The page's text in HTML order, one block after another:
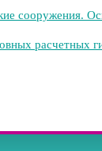
сооружения.
расчетных